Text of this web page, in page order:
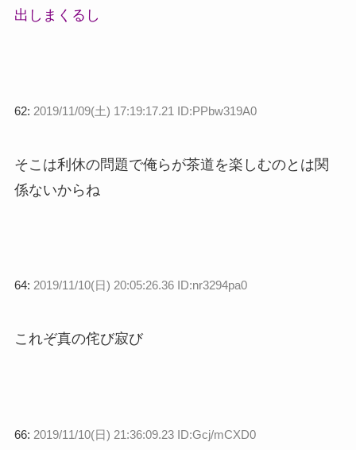
出しまくるし
62: 2019/11/09(土) 17:19:17.21 ID:PPbw319A0
そこは利休の問題で俺らが茶道を楽しむのとは関
係ないからね
64: 2019/11/10(日) 20:05:26.36 ID:nr3294pa0
これぞ真の侘び寂び
66: 2019/11/10(日) 21:36:09.23 ID:Gcj/mCXD0